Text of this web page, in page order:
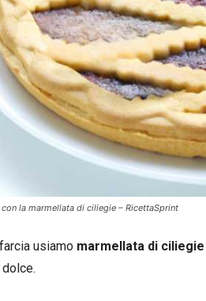
la marmellata di ciliegie – RicettaSprint
usiamo marmellata di ciliegie